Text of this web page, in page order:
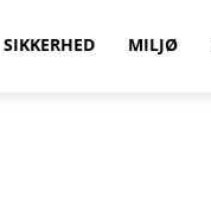
SIKKERHED MILJØ